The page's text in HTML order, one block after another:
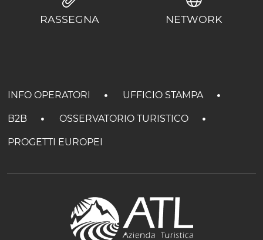
RASSEGNA NETWORK
INFO OPERATORI UFFICIO STAMPA
B2B OSSERVATORIO TURISTICO
PROGETTI EUROPEI